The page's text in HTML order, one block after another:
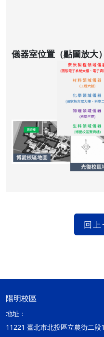
儀器室位置（點圖放大）
回
陽明校區
地址：
11221 臺北市北投區立農街二段